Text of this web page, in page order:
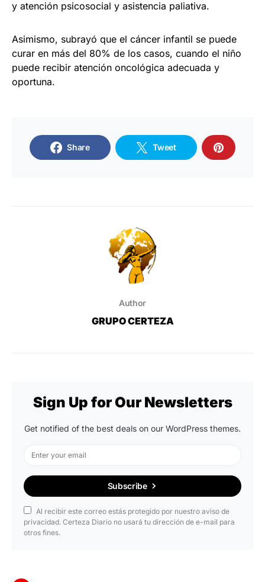
y atención psicosocial y asistencia paliativa.
Asimismo, subrayó que el cáncer infantil se puede
curar en más del 80% de los casos, cuando el niño
puede recibir atención oncológica adecuada y
oportuna.
Share Tweet
Author
GRUPO CERTEZA
Sign Up for Our Newsletters
Get notified of the best deals on our WordPress themes.
Subscribe
Al recibir este correo estás protegido por nuestro aviso de
privacidad. Certeza Diario no usará tu dirección de e-mail para
otros fines.